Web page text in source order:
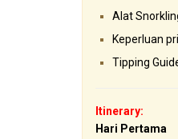
Alat
Keperluan
Tipping
Itinerary:
Hari Pertama